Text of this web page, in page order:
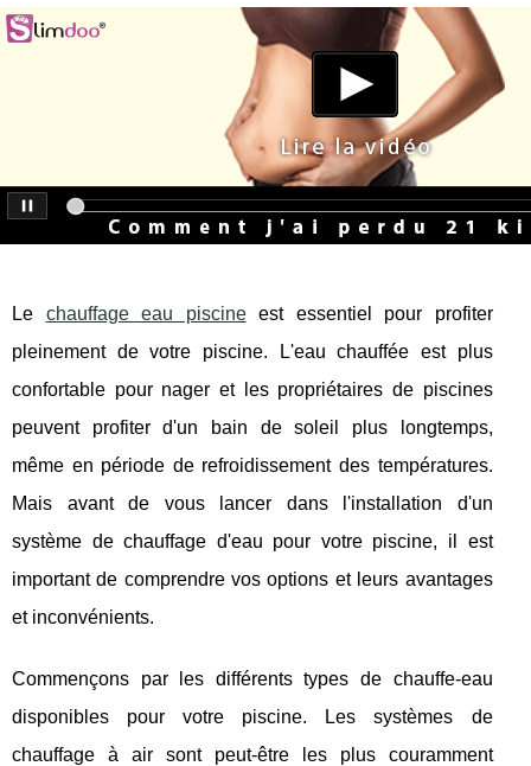
Le chauffage eau piscineest essentiel pour profiter
pleinement de votre piscine. L'eau chauffée est plus
confortable pour nager et les propriétaires de piscines
peuvent profiter d'un bain de soleil plus longtemps,
même en période de refroidissement des températures.
Mais avant de vous lancer dans l'installation d'un
système de chauffage d'eau pour votre piscine, il est
important de comprendre vos options et leurs avantages
et inconvénients.
Commençons par les différents types de chauffe-eau
disponibles pour votre piscine. Les systèmes de
chauffage à air sont peut-être les plus couramment